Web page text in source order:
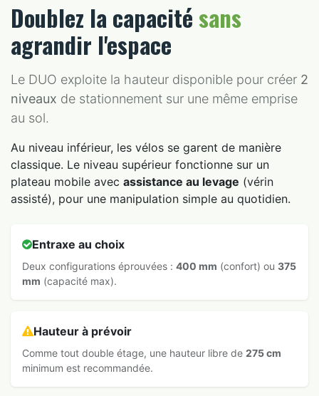
Doublez la capacitésans
agrandir l'espace
Le DUO exploite la hauteur disponible pour créer 2
niveaux de stationnement sur une même emprise
au sol.
Au niveau inférieur, les vélos se garent de manière
classique. Le niveau supérieur fonctionne sur un
plateau mobile avec assistance au levage (vérin
assisté), pour une manipulation simple au quotidien.
Entraxe au choix
Deux configurations éprouvées : 400 mm (confort) ou 375
mm (capacité max).
Hauteur à prévoir
Comme tout double étage, une hauteur libre de 275 cm
minimum est recommandée.